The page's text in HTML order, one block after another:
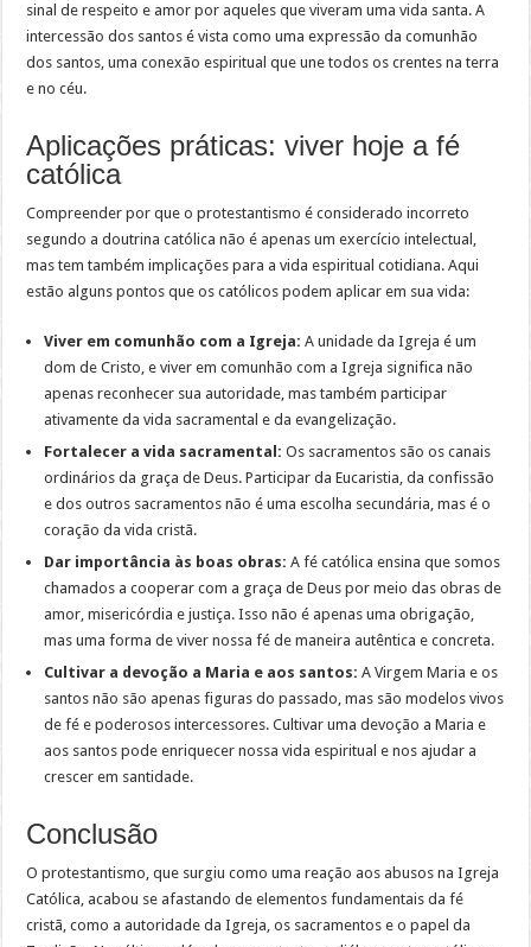
sinal de respeito e amor por aqueles que viveram uma vida santa. A
intercessão dos santos é vista como uma expressão da comunhão
dos santos, uma conexão espiritual que une todos os crentes na terra
e no céu.
Aplicações práticas: viver hoje a fé
católica
Compreender por que o protestantismo é considerado incorreto
segundo a doutrina católica não é apenas um exercício intelectual,
mas tem também implicações para a vida espiritual cotidiana. Aqui
estão alguns pontos que os católicos podem aplicar em sua vida:
Viver em comunhão com a Igreja: A unidade da Igreja é um
dom de Cristo, e viver em comunhão com a Igreja significa não
apenas reconhecer sua autoridade, mas também participar
ativamente da vida sacramental e da evangelização.
Fortalecer a vida sacramental: Os sacramentos são os canais
ordinários da graça de Deus. Participar da Eucaristia, da confissão
e dos outros sacramentos não é uma escolha secundária, mas é o
coração da vida cristã.
Dar importância às boas obras: A fé católica ensina que somos
chamados a cooperar com a graça de Deus por meio das obras de
amor, misericórdia e justiça. Isso não é apenas uma obrigação,
mas uma forma de viver nossa fé de maneira autêntica e concreta.
Cultivar a devoção a Maria e aos santos: A Virgem Maria e os
santos não são apenas figuras do passado, mas são modelos vivos
de fé e poderosos intercessores. Cultivar uma devoção a Maria e
aos santos pode enriquecer nossa vida espiritual e nos ajudar a
crescer em santidade.
Conclusão
O protestantismo, que surgiu como uma reação aos abusos na Igreja
Católica, acabou se afastando de elementos fundamentais da fé
cristã, como a autoridade da Igreja, os sacramentos e o papel da